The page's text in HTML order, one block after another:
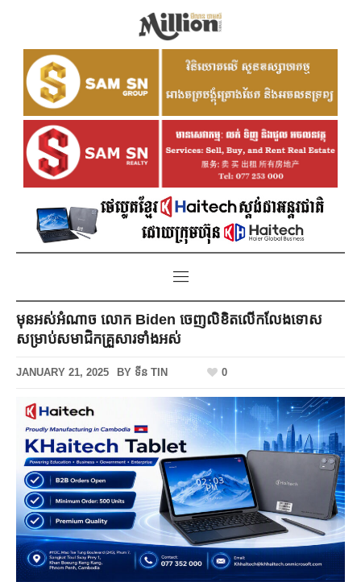
មុនអស់អំណាច លោក Biden ចេញលិខិតលើកលែងទោស
សម្រាប់សមាជិកគ្រួសារទាំងអស់
JANUARY 21, 2025 BY ទីន TIN 0